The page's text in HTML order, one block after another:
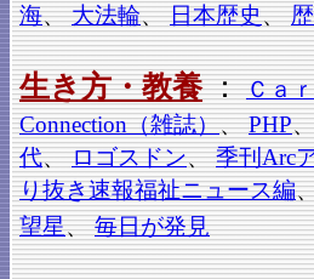
海、大法輪、日本歴史、
生き方・教養： Ｃａ
Connection（雑誌）、PHP
代、ロゴスドン、季刊Arc
り抜き速報福祉ニュース編
望星、毎日が発見